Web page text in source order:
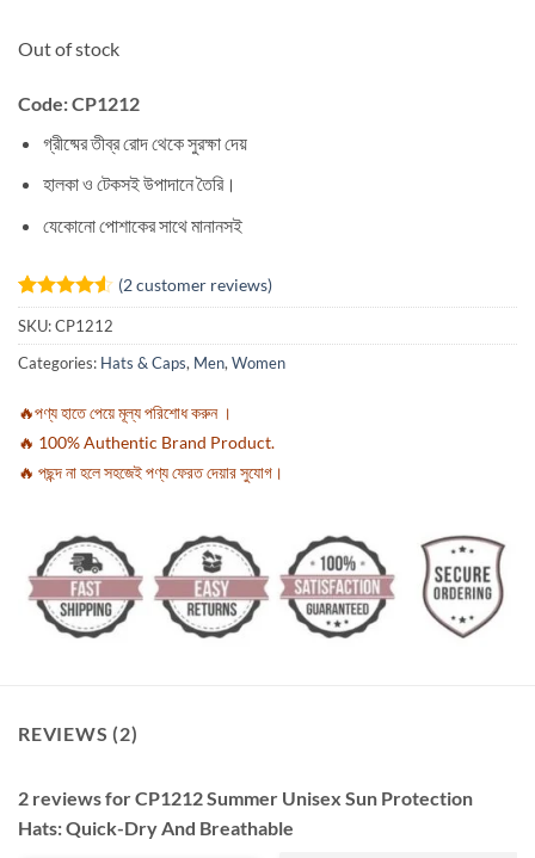
was:
Out of stock
Code: CP1212
গ্রীষ্মের তীব্র রোদ থেকে সুরক্ষা দেয়
হালকা ও টেকসই উপাদানে তৈরি।
যেকোনো পোশাকের সাথে মানানসই
Rated4.5
out of 5
based on
2
customer
(2customer reviews)
SKU:CP1212
Categories: Hats & Caps, Men, Women
🔥পণ্য হাতে পেয়ে মূল্য পরিশোধ করুন ।
🔥 100% Authentic Brand Product.
🔥 পছন্দ না হলে সহজেই পণ্য ফেরত দেয়ার সুযোগ।
REVIEWS (2)
2 reviews forCP1212 Summer Unisex Sun Protection
Hats: Quick-Dry And Breathable